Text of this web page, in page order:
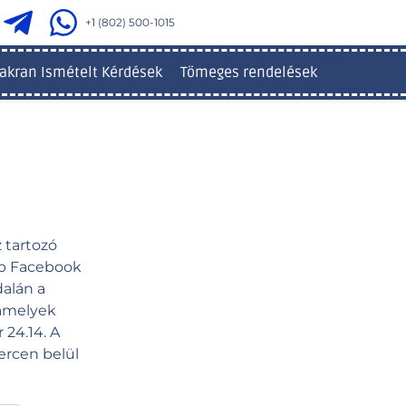
+1 (802) 500-1015
Ismételt Kérdések Tömeges rendelések
tartozó
Facebook
a
A
belül